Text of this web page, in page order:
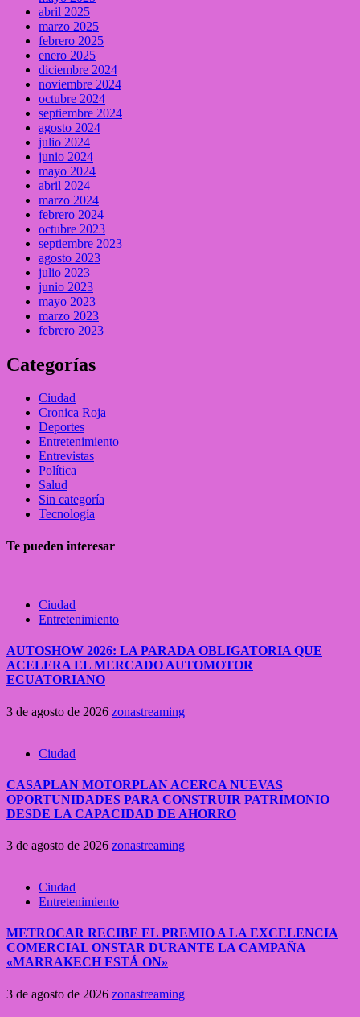
abril 2025
marzo 2025
febrero 2025
enero 2025
diciembre 2024
noviembre 2024
octubre 2024
septiembre 2024
agosto 2024
julio 2024
junio 2024
mayo 2024
abril 2024
marzo 2024
febrero 2024
octubre 2023
septiembre 2023
agosto 2023
julio 2023
junio 2023
mayo 2023
marzo 2023
febrero 2023
Categorías
Ciudad
Cronica Roja
Deportes
Entretenimiento
Entrevistas
Política
Salud
Sin categoría
Tecnología
Te pueden interesar
Ciudad
Entretenimiento
AUTOSHOW 2026: LA PARADA OBLIGATORIA QUE
ACELERA EL MERCADO AUTOMOTOR
ECUATORIANO
3 de agosto de 2026 zonastreaming
Ciudad
CASAPLAN MOTORPLAN ACERCA NUEVAS
OPORTUNIDADES PARA CONSTRUIR PATRIMONIO
DESDE LA CAPACIDAD DE AHORRO
3 de agosto de 2026 zonastreaming
Ciudad
Entretenimiento
METROCAR RECIBE EL PREMIO A LA EXCELENCIA
COMERCIAL ONSTAR DURANTE LA CAMPAÑA
«MARRAKECH ESTÁ ON»
3 de agosto de 2026 zonastreaming